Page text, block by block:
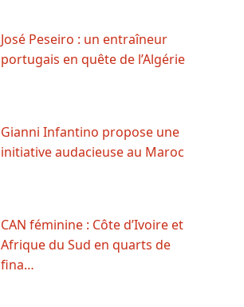
José Peseiro : un entraîneur
portugais en quête de l’Algérie
Gianni Infantino propose une
initiative audacieuse au Maroc
CAN féminine : Côte d’Ivoire et
Afrique du Sud en quarts de
fina…